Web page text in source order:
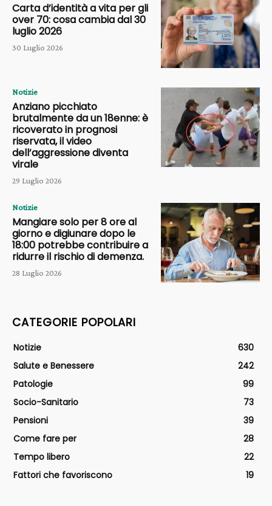
Carta d’identità a vita per gli
over 70: cosa cambia dal 30
luglio 2026
30 Luglio 2026
Notizie
Anziano picchiato
brutalmente da un 18enne: è
ricoverato in prognosi
riservata, il video
dell’aggressione diventa
virale
29 Luglio 2026
Notizie
Mangiare solo per 8 ore al
giorno e digiunare dopo le
18:00 potrebbe contribuire a
ridurre il rischio di demenza.
28 Luglio 2026
CATEGORIE POPOLARI
Notizie
630
Salute e Benessere
242
Patologie
99
Socio-Sanitario
73
Pensioni
39
Come fare per
28
Tempo libero
22
Fattori che favoriscono
19